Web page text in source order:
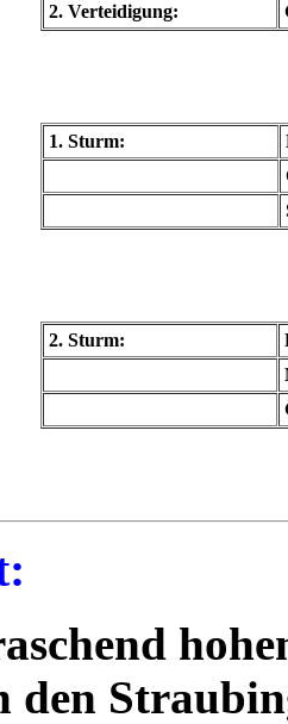
2. Verteidigung:
1. Sturm:
2. Sturm:
den